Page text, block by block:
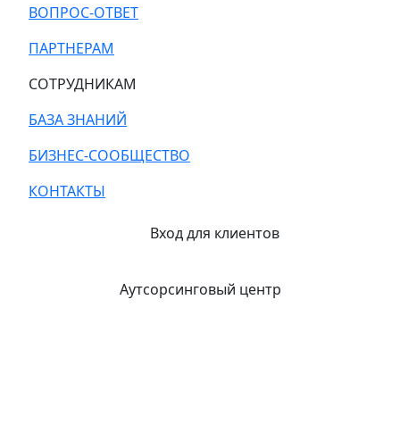
ВОПРОС-ОТВЕТ
ПАРТНЕРАМ
СОТРУДНИКАМ
БАЗА ЗНАНИЙ
БИЗНЕС-СООБЩЕСТВО
КОНТАКТЫ
Вход для клиентов
Аутсорсинговый центр